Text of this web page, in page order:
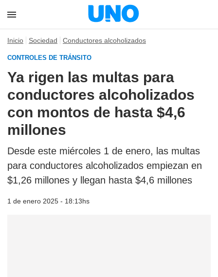
Inicio Sociedad Conductores alcoholizados
CONTROLES DE TRÁNSITO
Ya rigen las multas para
conductores alcoholizados
con montos de hasta $4,6
millones
Desde este miércoles 1 de enero, las multas
para conductores alcoholizados empiezan en
$1,26 millones y llegan hasta $4,6 millones
1 de enero 2025 - 18:13hs